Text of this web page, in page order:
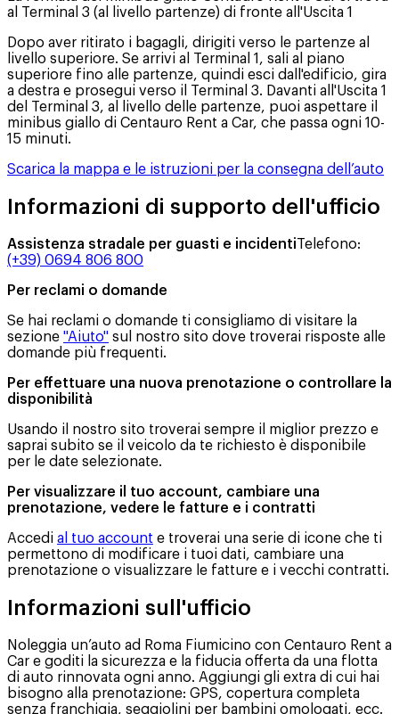
al Terminal 3 (al livello partenze) di fronte all'Uscita 1
Dopo aver ritirato i bagagli, dirigiti verso le partenze al
livello superiore. Se arrivi al Terminal 1, sali al piano
superiore fino alle partenze, quindi esci dall'edificio, gira
a destra e prosegui verso il Terminal 3. Davanti all'Uscita 1
del Terminal 3, al livello delle partenze, puoi aspettare il
minibus giallo di Centauro Rent a Car, che passa ogni 10-
15 minuti.
Scarica la mappa e le istruzioni per la consegna dell’auto
Informazioni di supporto dell'ufficio
Assistenza stradale per guasti e incidentiTelefono:
(+39) 0694 806 800
Per reclami o domande
Se hai reclami o domande ti consigliamo di visitare la
sezione "Aiuto" sul nostro sito dove troverai risposte alle
domande più frequenti.
Per effettuare una nuova prenotazione o controllare la
disponibilità
Usando il nostro sito troverai sempre il miglior prezzo e
saprai subito se il veicolo da te richiesto è disponibile
per le date selezionate.
Per visualizzare il tuo account, cambiare una
prenotazione, vedere le fatture e i contratti
Accedi al tuo account e troverai una serie di icone che ti
permettono di modificare i tuoi dati, cambiare una
prenotazione o visualizzare le fatture e i vecchi contratti.
Informazioni sull'ufficio
Noleggia un’auto ad Roma Fiumicino con Centauro Rent a
Car e goditi la sicurezza e la fiducia offerta da una flotta
di auto rinnovata ogni anno. Aggiungi gli extra di cui hai
bisogno alla prenotazione: GPS, copertura completa
senza franchigia, seggiolini per bambini omologati, ecc.